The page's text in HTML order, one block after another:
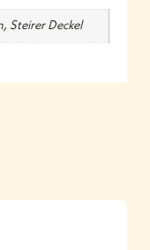
Steirer Deckel